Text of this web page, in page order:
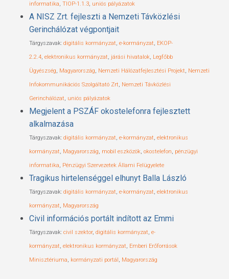
informatika, TIOP-1.1.3, uniós pályázatok
A NISZ Zrt. fejleszti a Nemzeti Távközlési
Gerinchálózat végpontjait
Tárgyszavak: digitális kormányzat, e-kormányzat, EKOP-
2.2.4, elektronikus kormányzat, járási hivatalok, Legfőbb
Ügyészség, Magyarország, Nemzeti Hálózatfejlesztési Projekt, Nemzeti
Infokommunikációs Szolgáltató Zrt, Nemzeti Távközlési
Gerinchálózat, uniós pályázatok
Megjelent a PSZÁF okostelefonra fejlesztett
alkalmazása
Tárgyszavak: digitális kormányzat, e-kormányzat, elektronikus
kormányzat, Magyarország, mobil eszközök, okostelefon, pénzügyi
informatika, Pénzügyi Szervezetek Állami Felügyelete
Tragikus hirtelenséggel elhunyt Balla László
Tárgyszavak: digitális kormányzat, e-kormányzat, elektronikus
kormányzat, Magyarország
Civil információs portált indított az Emmi
Tárgyszavak: civil szektor, digitális kormányzat, e-
kormányzat, elektronikus kormányzat, Emberi Erőforrások
Minisztériuma, kormányzati portál, Magyarország